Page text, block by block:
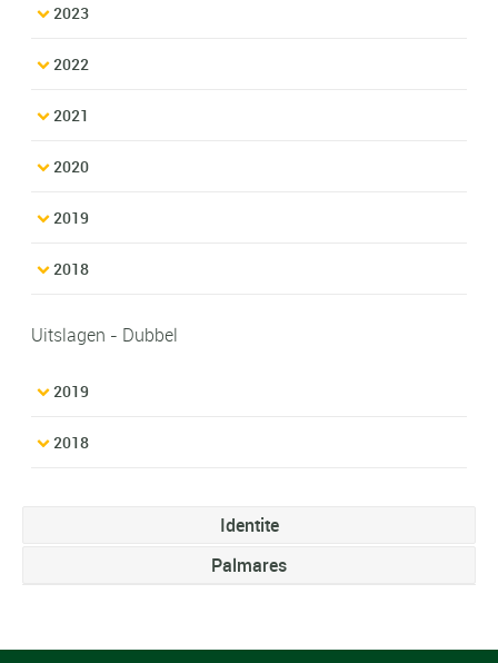
2023
2022
2021
2020
2019
2018
Uitslagen - Dubbel
2019
2018
Identite
Palmares